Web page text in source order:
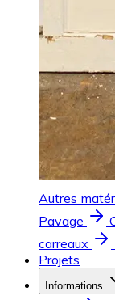
Autres
Pavage
carreaux
Projets
Informations